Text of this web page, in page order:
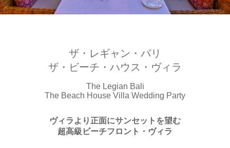
ザ・レギャン・バリ
ザ・ビーチ・ハウス・ヴィラ
The Legian Bali
The Beach House Villa Wedding Party
ヴィラより正面にサンセットを望む
超高級ビーチフロント・ヴィラ